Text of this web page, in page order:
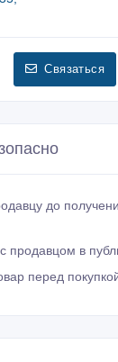
Связаться
до
продавцом в
перед